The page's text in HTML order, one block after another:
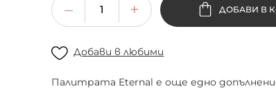
ДОБАВИ В
Добави в любими
Палитрата Eternal е още едно